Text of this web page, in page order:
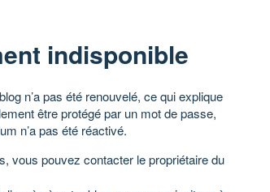
indisponible
n’a pas été renouvelé, ce qui explique
être protégé par un mot de passe,
n’a pas été réactivé.
vous pouvez contacter le propriétaire du